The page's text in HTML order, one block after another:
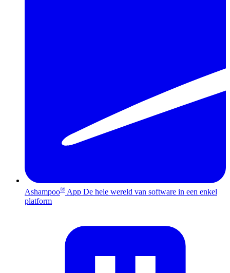
Ashampoo® App De hele wereld van software in een enkel
platform